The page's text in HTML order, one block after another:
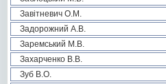
Завітневич О.М.
Задорожний А.В.
Заремський М.В.
Захарченко В.В.
Зуб В.О.